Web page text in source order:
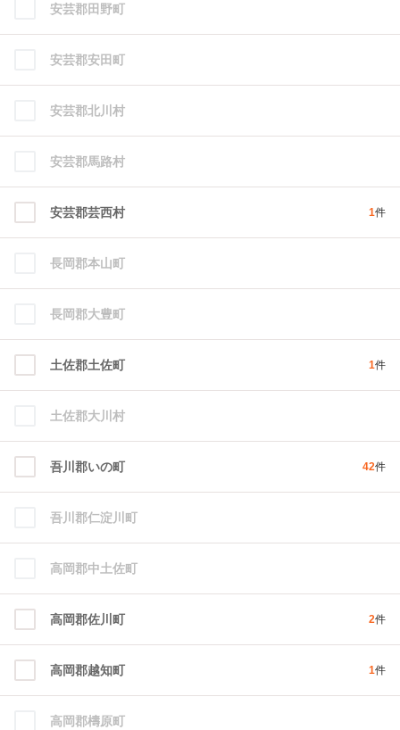
安芸郡田野町
安芸郡安田町
安芸郡北川村
安芸郡馬路村
安芸郡芸西村 1件
長岡郡本山町
長岡郡大豊町
土佐郡土佐町 1件
土佐郡大川村
吾川郡いの町 42件
吾川郡仁淀川町
高岡郡中土佐町
高岡郡佐川町 2件
高岡郡越知町 1件
高岡郡檮原町